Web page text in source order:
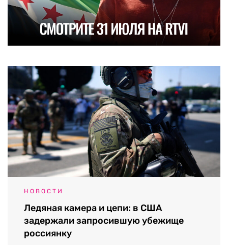
НОВОСТИ
Ледяная камера и цепи: в США
задержали запросившую убежище
россиянку